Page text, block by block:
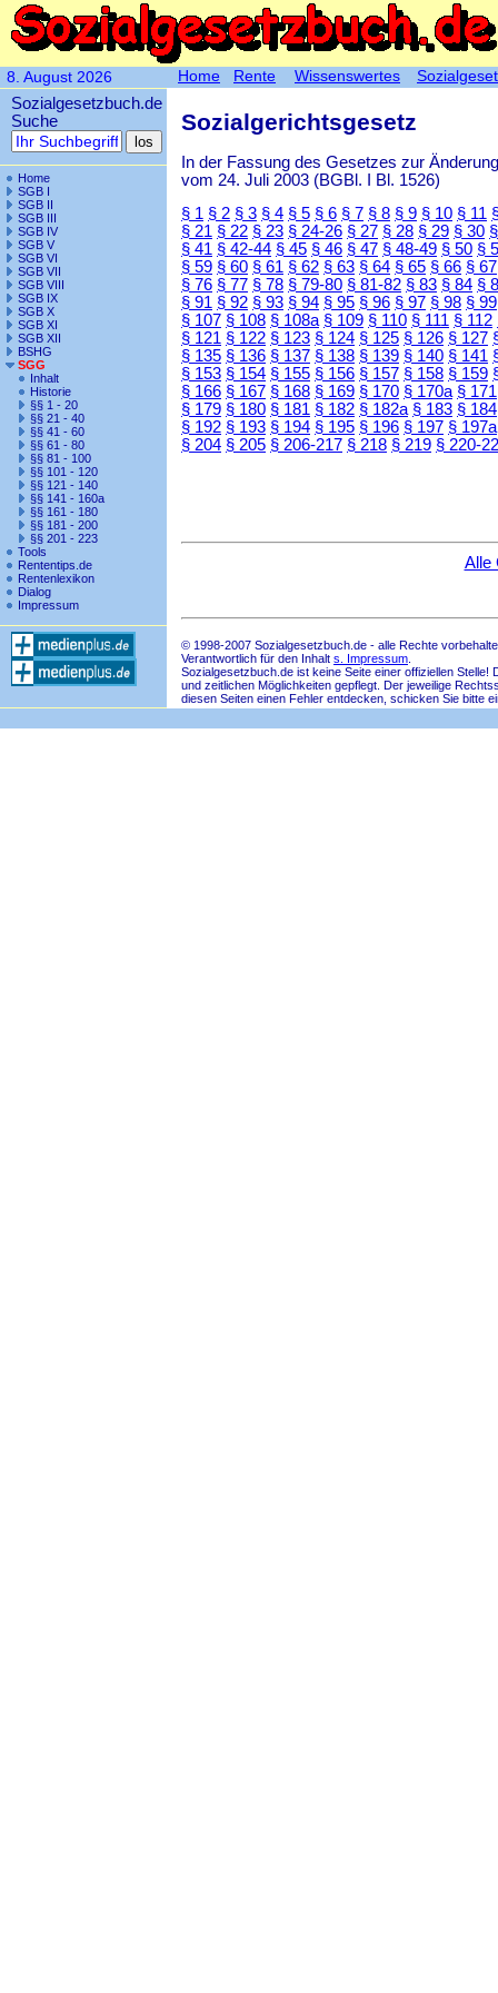
8. August 2026
Sozialgesetzbuch.de
Suche
Home
SGB I
SGB II
SGB III
SGB IV
SGB V
SGB VI
SGB VII
SGB VIII
SGB IX
SGB X
SGB XI
SGB XII
BSHG
SGG
Inhalt
Historie
§§ 1 - 20
§§ 21 - 40
§§ 41 - 60
§§ 61 - 80
§§ 81 - 100
§§ 101 - 120
§§ 121 - 140
§§ 141 - 160a
§§ 161 - 180
§§ 181 - 200
§§ 201 - 223
Tools
Rententips.de
Rentenlexikon
Dialog
Impressum
Sozialgerichtsgesetz
In der Fassung des Gesetzes zur
vom 24. Juli 2003 (BGBl. I Bl. 1526)
§ 1 § 2 § 3 § 4 § 5 § 6 § 7 § 8 § 9 § 10 § 11
§ 21 § 22 § 23 § 24-26 § 27 § 28 § 29 § 30
§ 41 § 42-44 § 45 § 46 § 47 § 48-49 § 50 §
§ 59 § 60 § 61 § 62 § 63 § 64 § 65 § 66 § 67
§ 76 § 77 § 78 § 79-80 § 81-82 § 83 § 84 §
§ 91 § 92 § 93 § 94 § 95 § 96 § 97 § 98 § 99
§ 107 § 108 § 108a § 109 § 110 § 111 § 112
§ 121 § 122 § 123 § 124 § 125 § 126 § 127
§ 135 § 136 § 137 § 138 § 139 § 140 § 141
§ 153 § 154 § 155 § 156 § 157 § 158 § 159
§ 166 § 167 § 168 § 169 § 170 § 170a § 171
§ 179 § 180 § 181 § 182 § 182a § 183 § 184
§ 192 § 193 § 194 § 195 § 196 § 197 § 197a
§ 204 § 205 § 206-217 § 218 § 219 § 220-
Alle
© 1998-2007 Sozialgesetzbuch.de - alle Rechte
Verantwortlich für den Inhalt s. Impressum
Sozialgesetzbuch.de ist keine Seite einer offiziellen
und zeitlichen Möglichkeiten gepflegt. Der jeweilige
diesen Seiten einen Fehler entdecken, schicken Sie bitte
Home Rente Wissenswertes